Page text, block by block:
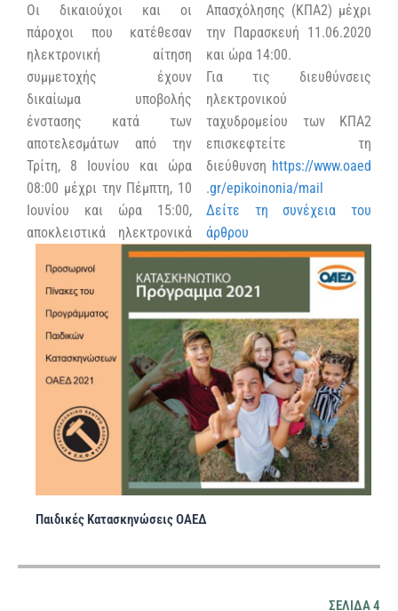
Οι δικαιούχοι και οι
πάροχοι που κατέθεσαν
ηλεκτρονική αίτηση
συμμετοχής έχουν
δικαίωμα υποβολής
ένστασης κατά των
αποτελεσμάτων από την
Τρίτη, 8 Ιουνίου και ώρα
08:00 μέχρι την Πέμπτη, 10
Ιουνίου και ώρα 15:00,
αποκλειστικά ηλεκτρονικά
Απασχόλησης (ΚΠΑ2) μέχρι
την Παρασκευή 11.06.2020
και ώρα 14:00.
Για τις διευθύνσεις
ηλεκτρονικού
ταχυδρομείου των ΚΠΑ2
επισκεφτείτε τη
διεύθυνση https://www.oaed
.gr/epikoinonia/mail
Δείτε τη συνέχεια του
άρθρου
Παιδικές Κατασκηνώσεις ΟΑΕΔ
ΣΕΛΙΔΑ 4